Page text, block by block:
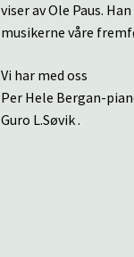
viser av Ole Paus.
musikerne våre
Vi har med oss
Per Hele Bergan-
Guro L.Søvik .